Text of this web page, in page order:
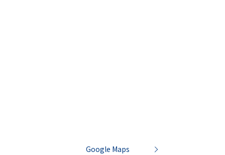
Google Maps